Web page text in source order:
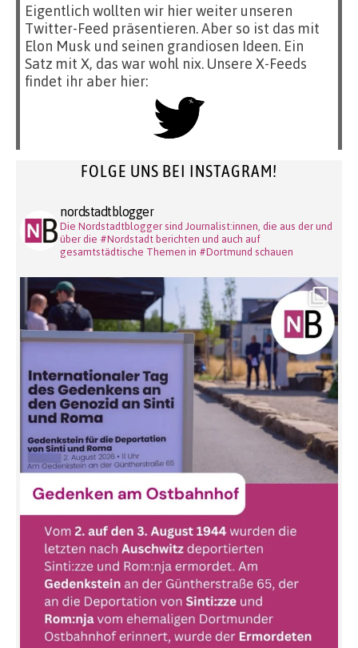
Eigentlich wollten wir hier weiter unseren
Twitter-Feed präsentieren. Aber so ist das mit
Elon Musk und seinen grandiosen Ideen. Ein
Satz mit X, das war wohl nix. Unsere X-Feeds
findet ihr aber hier:
FOLGE UNS BEI INSTAGRAM!
nordstadtblogger
Die Nordstadtblogger sind Journalist:innen, die aus der und
über die #Nordstadt berichten und auch auf
gesamtstädtische Themen in #Dortmund schauen